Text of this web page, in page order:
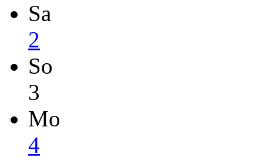
Sa
2
So
3
Mo
4